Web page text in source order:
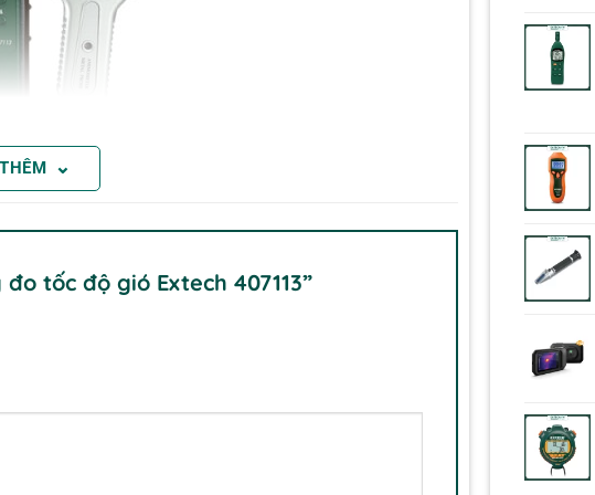
Extech 407113
⌄
tốc độ gió Extech 407113”